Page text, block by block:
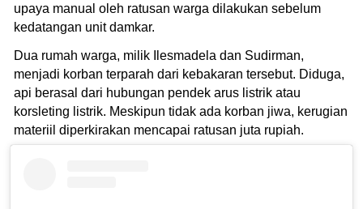
upaya manual oleh ratusan warga dilakukan sebelum
kedatangan unit damkar.
Dua rumah warga, milik Ilesmadela dan Sudirman,
menjadi korban terparah dari kebakaran tersebut. Diduga,
api berasal dari hubungan pendek arus listrik atau
korsleting listrik. Meskipun tidak ada korban jiwa, kerugian
materiil diperkirakan mencapai ratusan juta rupiah.